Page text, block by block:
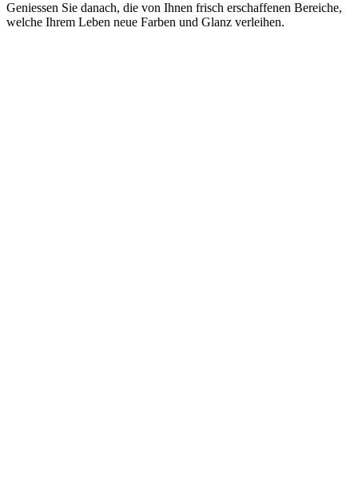
Geniessen Sie danach, die von Ihnen frisch erschaffenen Bereiche,
welche Ihrem Leben neue Farben und Glanz verleihen.